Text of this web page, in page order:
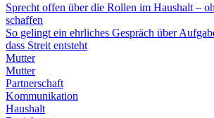
Sprecht offen über die Rollen im Haushalt –
schaffen
So gelingt ein ehrliches Gespräch über
dass Streit entsteht
Mutter
Mutter
Partnerschaft
Kommunikation
Haushalt